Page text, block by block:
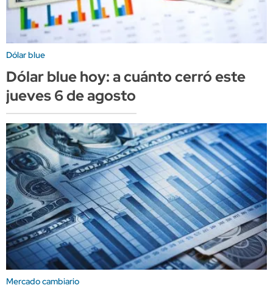
Dólar blue
Dólar blue hoy: a cuánto cerró este
jueves 6 de agosto
Mercado cambiario